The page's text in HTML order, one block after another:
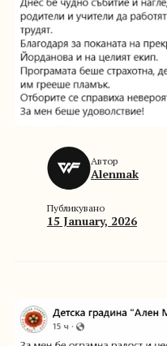
Автор
Alenmak
Публикувано
15 January, 2026